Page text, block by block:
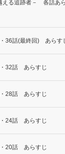
える追跡者－ 各話あ
36話(最終回) あらす
32話 あらすじ
28話 あらすじ
24話 あらすじ
20話 あらすじ